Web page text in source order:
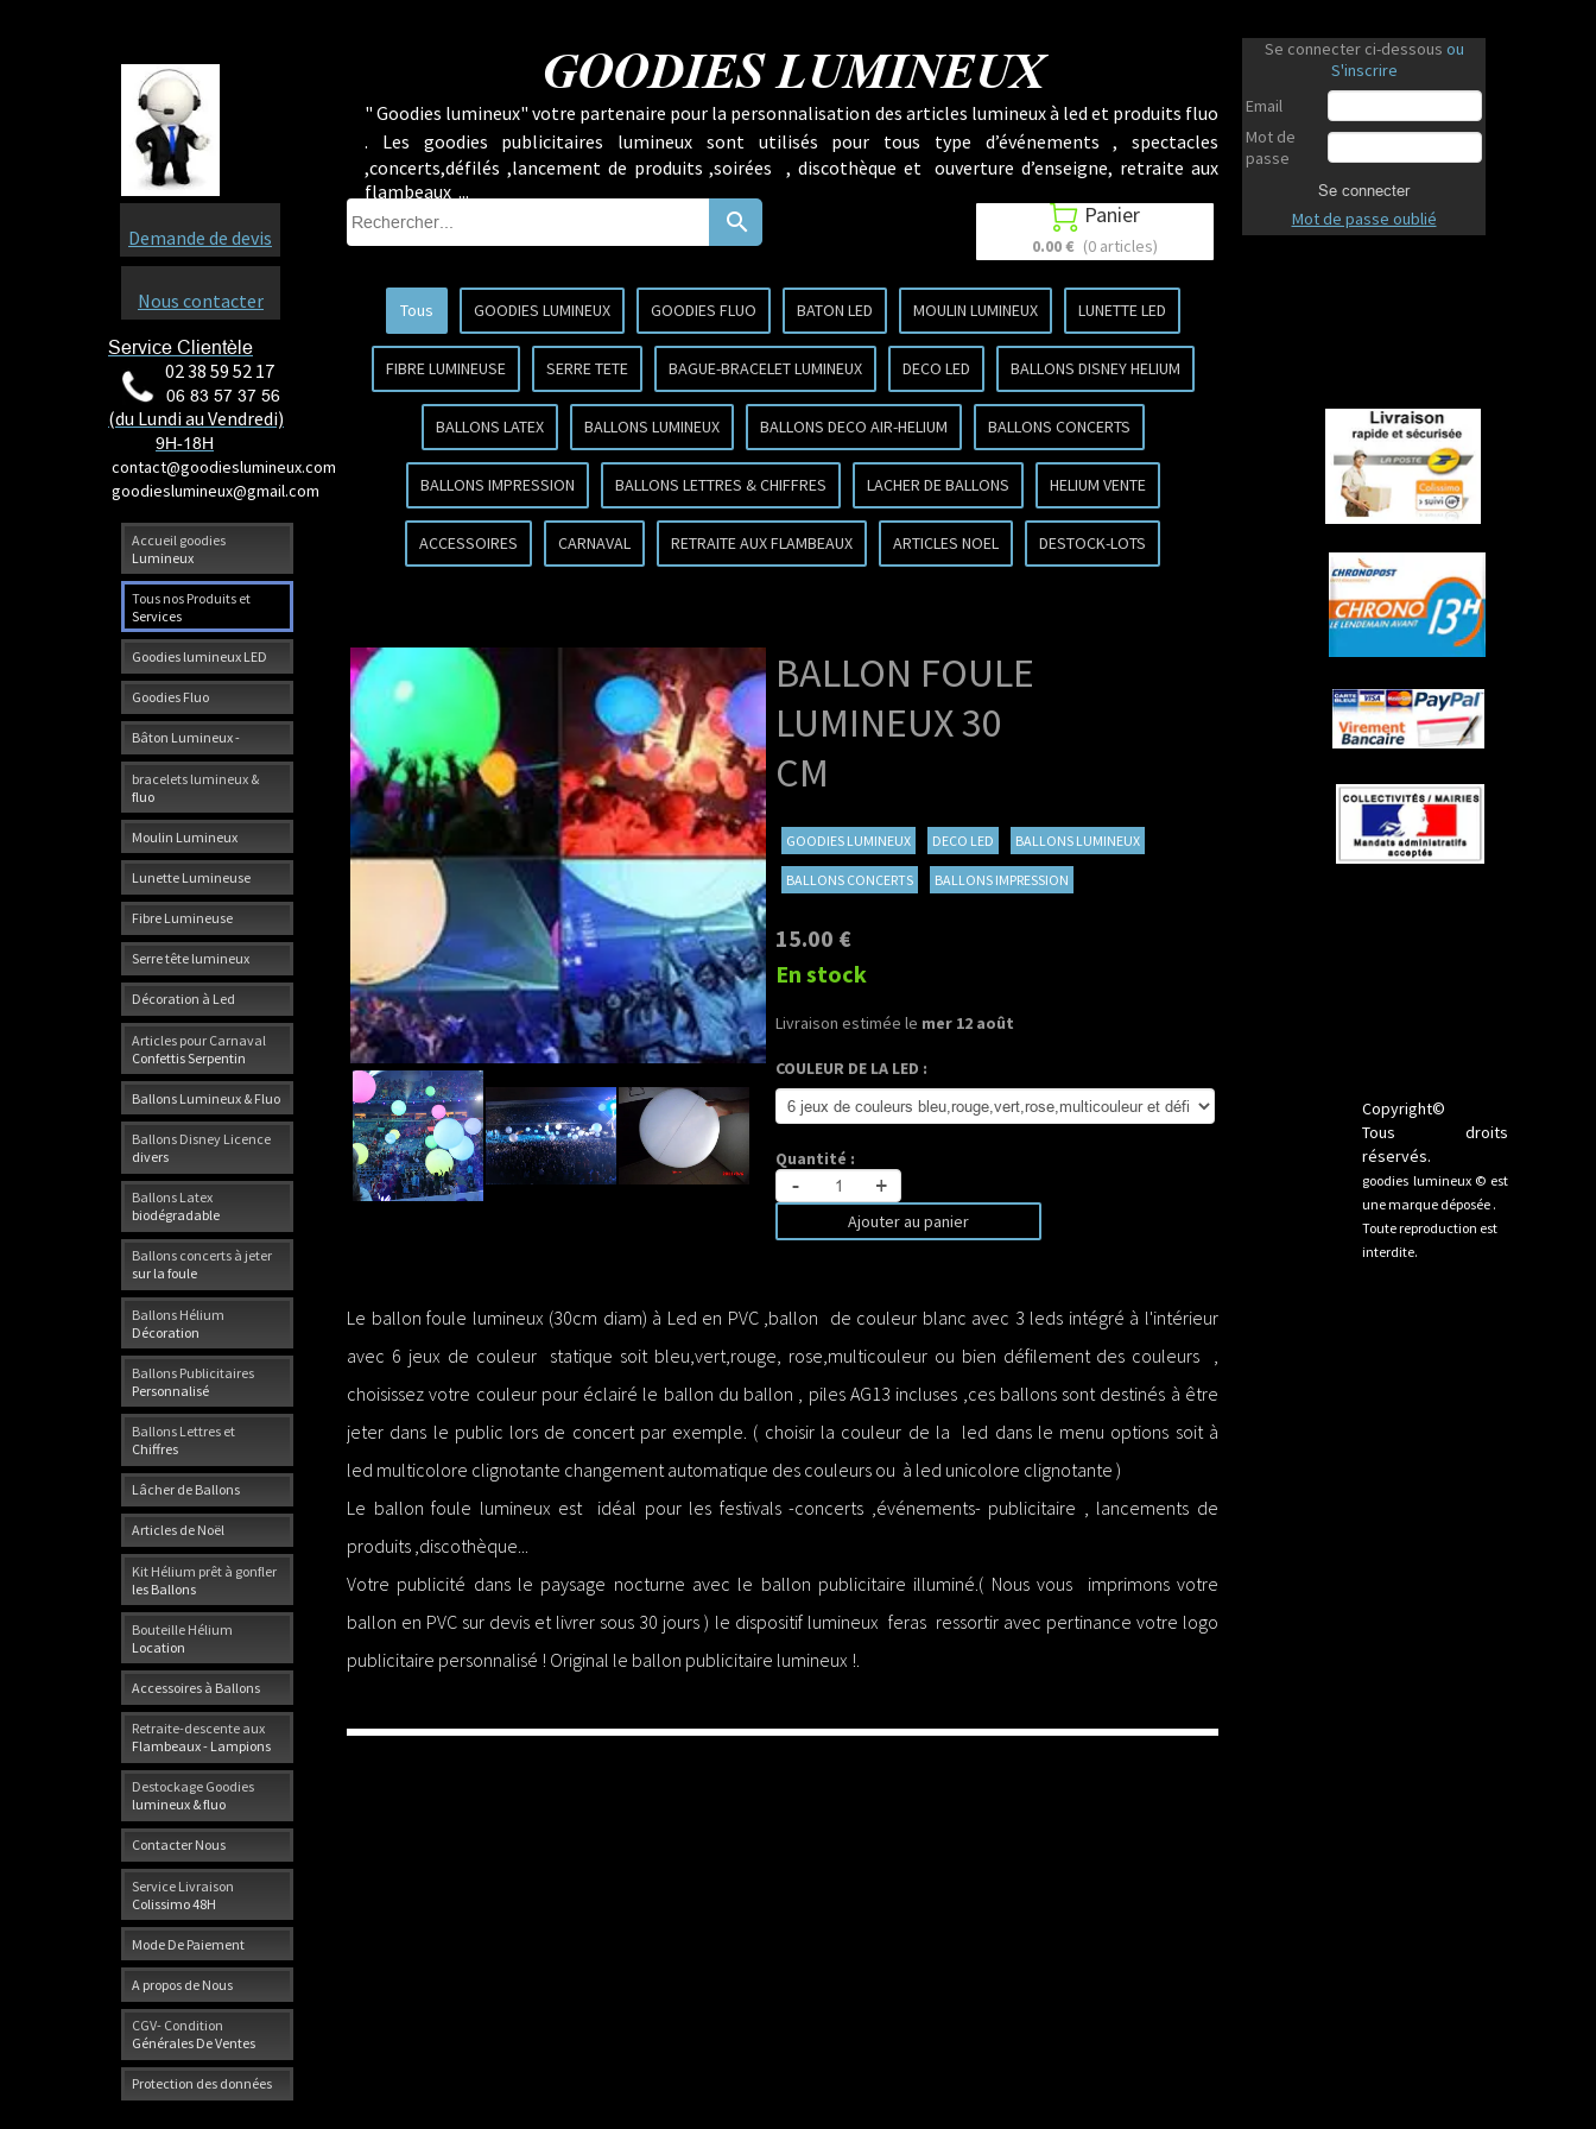
Accueil goodies
Lumineux
Tous nos Produits et
Services
Goodies lumineux LED
Goodies Fluo
Bâton Lumineux -
bracelets lumineux &
fluo
Moulin Lumineux
Lunette Lumineuse
Fibre Lumineuse
Serre tête lumineux
Décoration à Led
Articles pour Carnaval
Confettis Serpentin
Ballons Lumineux & Fluo
Ballons Disney Licence
divers
Ballons Latex
biodégradable
Ballons concerts à jeter
sur la foule
Ballons Hélium
Décoration
Ballons Publicitaires
Personnalisé
Ballons Lettres et
Chiffres
Lâcher de Ballons
Articles de Noël
Kit Hélium prêt à gonfler
les Ballons
Bouteille Hélium
Location
Accessoires à Ballons
Retraite-descente aux
Flambeaux - Lampions
Destockage Goodies
lumineux & fluo
Contacter Nous
Service Livraison
Colissimo 48H
Mode De Paiement
A propos de Nous
CGV- Condition
Générales De Ventes
Protection des données
GOODIES LUMINEUX
Copyright©
Tous droits
réservés.
goodies lumineux © est
une marque déposée .
Toute reproduction est
interdite.
Se connecter ci-dessous ou
S'inscrire
Email
Mot de
passe
Se connecter
Mot de passe oublié
Service Clientèle
02 38 59 52 17
06 83 57 37 56
(du Lundi au Vendredi)
9H-18H
contact@goodieslumineux.com
goodieslumineux@gmail.com
Demande de devis
Nous contacter
" Goodies lumineux" votre partenaire pour la personnalisation des articles lumineux à led et produits fluo
. Les goodies publicitaires lumineux sont utilisés pour tous type d’événements , spectacles
,concerts,défilés ,lancement de produits ,soirées , discothèque et ouverture d’enseigne, retraite aux
flambeaux ...
search  Panier
0.00 € (0 articles)
Tous GOODIES LUMINEUX GOODIES FLUO BATON LED MOULIN LUMINEUX LUNETTE LED
FIBRE LUMINEUSE SERRE TETE BAGUE-BRACELET LUMINEUX DECO LED BALLONS DISNEY HELIUM
BALLONS LATEX BALLONS LUMINEUX BALLONS DECO AIR-HELIUM BALLONS CONCERTS
BALLONS IMPRESSION BALLONS LETTRES & CHIFFRES LACHER DE BALLONS HELIUM VENTE
ACCESSOIRES CARNAVAL RETRAITE AUX FLAMBEAUX ARTICLES NOEL DESTOCK-LOTS
BALLON FOULE
LUMINEUX 30
CM
GOODIES LUMINEUX DECO LED BALLONS LUMINEUX
BALLONS CONCERTS BALLONS IMPRESSION
15.00 €
En stock
Livraison estimée le mer 12 août
COULEUR DE LA LED :
Quantité :
- +
Ajouter au panier
Le ballon foule lumineux (30cm diam) à Led en PVC ,ballon de couleur blanc avec 3 leds intégré à l'intérieur
avec 6 jeux de couleur statique soit bleu,vert,rouge, rose,multicouleur ou bien défilement des couleurs ,
choisissez votre couleur pour éclairé le ballon du ballon , piles AG13 incluses ,ces ballons sont destinés à être
jeter dans le public lors de concert par exemple. ( choisir la couleur de la led dans le menu options soit à
led multicolore clignotante changement automatique des couleurs ou à led unicolore clignotante )
Le ballon foule lumineux est idéal pour les festivals -concerts ,événements- publicitaire , lancements de
produits ,discothèque...
Votre publicité dans le paysage nocturne avec le ballon publicitaire illuminé.( Nous vous imprimons votre
ballon en PVC sur devis et livrer sous 30 jours ) le dispositif lumineux feras ressortir avec pertinance votre logo
publicitaire personnalisé ! Original le ballon publicitaire lumineux !.